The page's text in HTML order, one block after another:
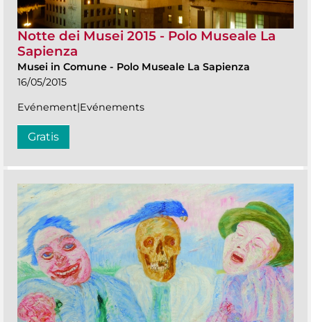
Notte dei Musei 2015 - Polo Museale La
Sapienza
Musei in Comune - Polo Museale La Sapienza
16/05/2015
Evénement|Evénements
Gratis